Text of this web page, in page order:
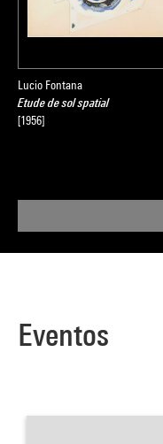
Lucio Fontana
Etude de sol spatial
[1956]
Eventos